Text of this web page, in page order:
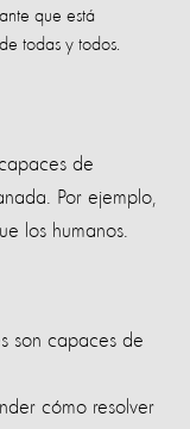
que está
todas y todos.
de
Por ejemplo,
los humanos.
son capaces de
cómo resolver